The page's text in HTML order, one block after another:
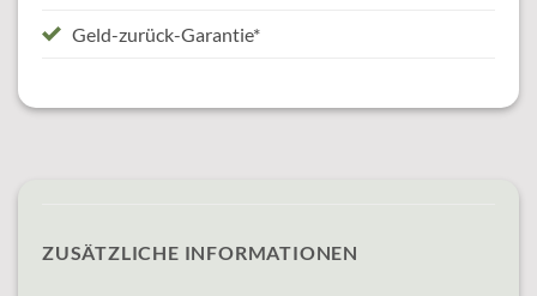
Geld-zurück-Garantie*
ZUSÄTZLICHE INFORMATIONEN